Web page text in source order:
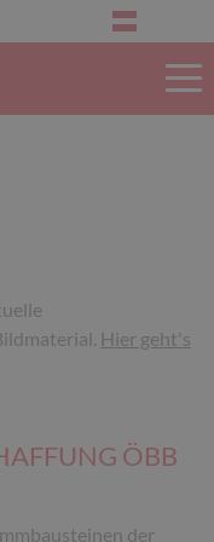
Hier geht's
ÖBB
der